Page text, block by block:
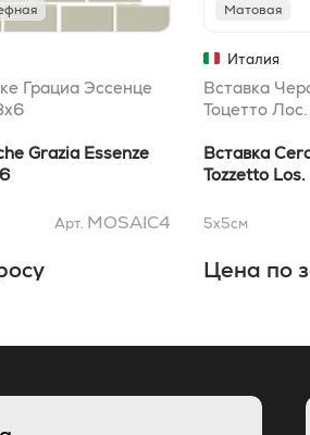
Грациа Эссенце
Grazia Essenze
Арт. MOSAIC4
Матовая
Италия
Вставка
Тоцетто
Вставка
Tozzetto
5x5см
Цена по